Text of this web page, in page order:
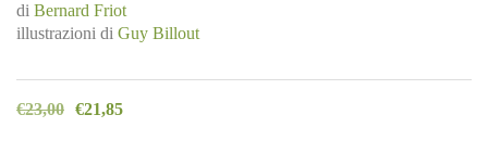
di Bernard Friot
illustrazioni di Guy Billout
€23,00 €21,85